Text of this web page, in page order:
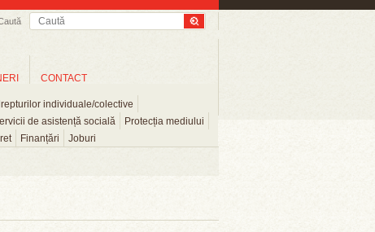
individuale/colective
de asistență socială
Protecția mediului
Finanțări Joburi
CONTACT